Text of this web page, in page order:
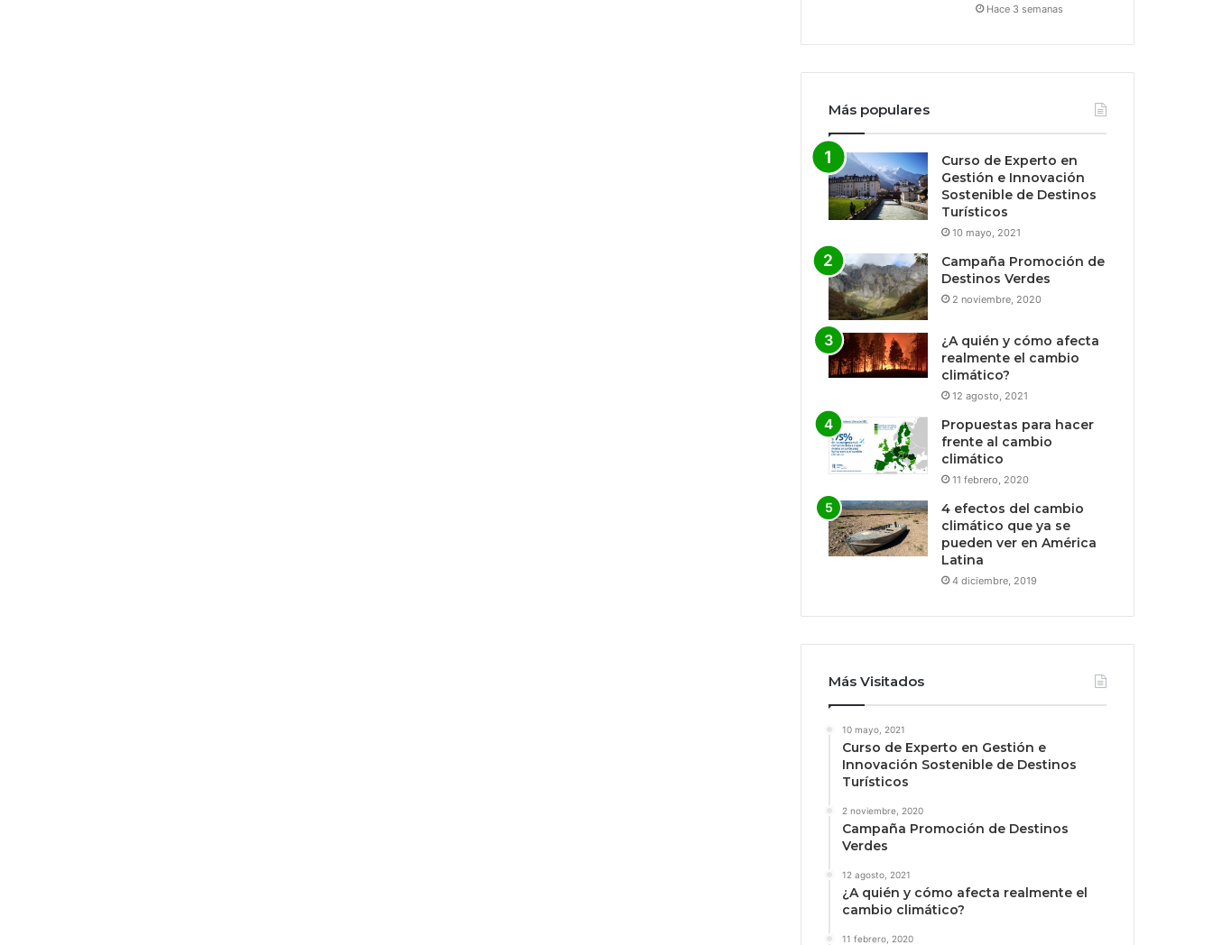
Hace 3 semanas
Más populares
Curso de Experto en
Gestión e Innovación
Sostenible de Destinos
Turísticos
10 mayo, 2021
Campaña Promoción de
Destinos Verdes
2 noviembre, 2020
¿A quién y cómo afecta
realmente el cambio
climático?
12 agosto, 2021
Propuestas para hacer
frente al cambio
climático
11 febrero, 2020
4 efectos del cambio
climático que ya se
pueden ver en América
Latina
4 diciembre, 2019
Más Visitados
10 mayo, 2021
Curso de Experto en Gestión e
Innovación Sostenible de Destinos
Turísticos
2 noviembre, 2020
Campaña Promoción de Destinos
Verdes
12 agosto, 2021
¿A quién y cómo afecta realmente el
cambio climático?
11 febrero, 2020